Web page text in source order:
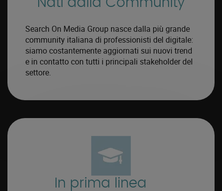
Nati dalla Community
Search On Media Group nasce dalla più grande
community italiana di professionisti del digitale:
siamo costantemente aggiornati sui nuovi trend
e in contatto con tutti i principali stakeholder del
settore.
In prima linea